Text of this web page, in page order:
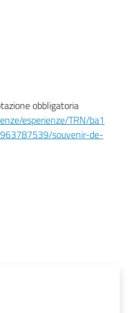
obbligatoria
esperienze/TRN/ba1
souvenir-de-